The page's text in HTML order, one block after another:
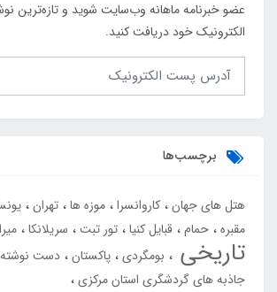
عضو خبرنامه ماهانه وب‌سایت شوید و تازه‌ترین
الکترونیک خود دریافت کنید.
برچسب‌ها
هتل های جهان کاروانسرا موزه ها تهران
مقبره حمام قبایل کنیا تور تبت سریلانکا
تاریخی بومگردی پاکستان دست
جاذبه های گردشگری استان مرکزی